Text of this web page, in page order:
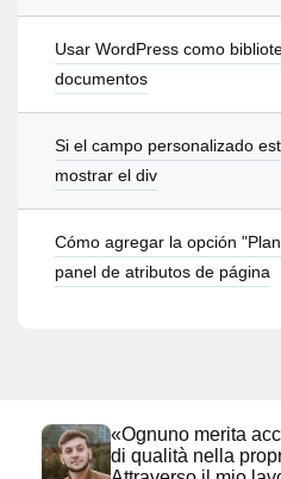
Usar WordPress como
documentos
Si el campo personalizado
mostrar el div
Cómo agregar la opción
panel de atributos de página
«Ognuno merita
di qualità nella